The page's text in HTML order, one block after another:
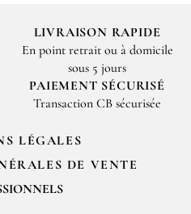
LIVRAISON RAPIDE
En point retrait ou à domicile
sous 5 jours
PAIEMENT SÉCURISÉ
Transaction CB sécurisée
LÉGALES
DE VENTE